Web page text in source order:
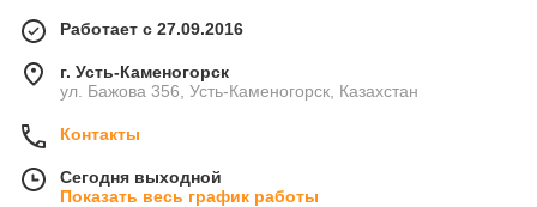
Работает с 27.09.2016
г. Усть-Каменогорск
ул. Бажова 356, Усть-Каменогорск, Казахстан
Контакты
Сегодня выходной
Показать весь график работы